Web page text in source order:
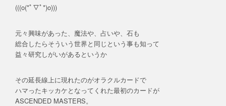
(((o(*ﾟ▽ﾟ*)o)))
元々興味があった、魔法や、占いや、石も
総合したらそういう世界と同じという事も知って
益々研究しがいがあるというか
その延長線上に現れたのがオラクルカードで
ハマったキッカケとなってくれた最初のカードが
ASCENDED MASTERS。